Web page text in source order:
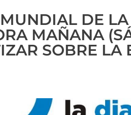
DE
MAÑANA
SOBRE